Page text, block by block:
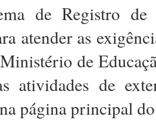
de Registro
atender as
de
atividades de
página principal